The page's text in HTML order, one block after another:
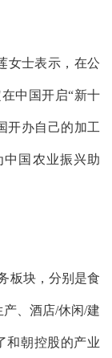
女士表示，在公
中国开启“新十
开办自己的加工
中国农业振兴助
板块，分别是食
、酒店/休闲/建
和朝控股的产业